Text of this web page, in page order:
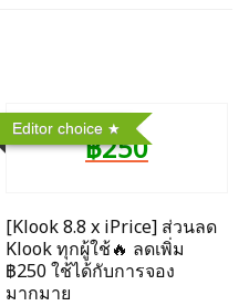
Editor choice
฿250
[Klook 8.8 x iPrice] ส่วนลด
Klook ทุกผู้ใช้🔥 ลดเพิ่ม
฿250 ใช้ได้กับการจอง
มากมาย